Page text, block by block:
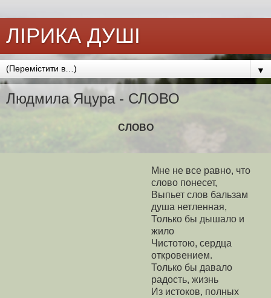
ЛІРИКА ДУШІ
▼
Людмила Яцура - СЛОВО
СЛОВО
Мне не все равно, что
слово понесет,
Выпьет слов бальзам
душа нетленная,
Только бы дышало и
жило
Чистотою, сердца
откровением.
Только бы давало
радость, жизнь
Из истоков, полных